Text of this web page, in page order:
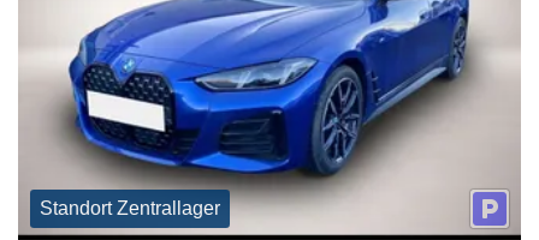
Standort Zentrallager